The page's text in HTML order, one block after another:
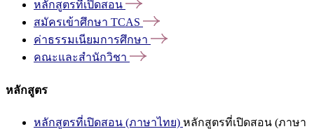
หลักสูตรที่เปิดสอน
สมัครเข้าศึกษา TCAS
ค่าธรรมเนียมการศึกษา
คณะและสำนักวิชา
หลักสูตร
หลักสูตรที่เปิดสอน (ภาษาไทย) หลักสูตรที่เปิดสอน (ภาษา